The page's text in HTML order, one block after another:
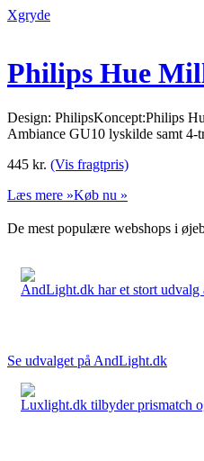
Xgryde
Philips Hue
Design: PhilipsKoncept:Philips
Ambiance GU10 lyskilde samt 4-
445 kr. (Vis fragtpris)
Læs mere »Køb nu »
De mest populære webshops i
AndLight.dk har et stort udvalg
Se udvalget på AndLight.dk
Luxlight.dk tilbyder prismatch